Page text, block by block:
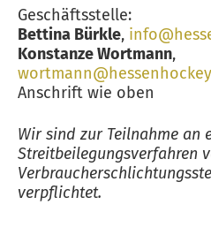
Geschäftsstelle:
Bettina Bürkle,
Konstanze Wortmann,
wortmann
Anschrift wie oben
Wir sind zur Teilnahme an
Streitbeilegungsverfahren
verpflichtet.